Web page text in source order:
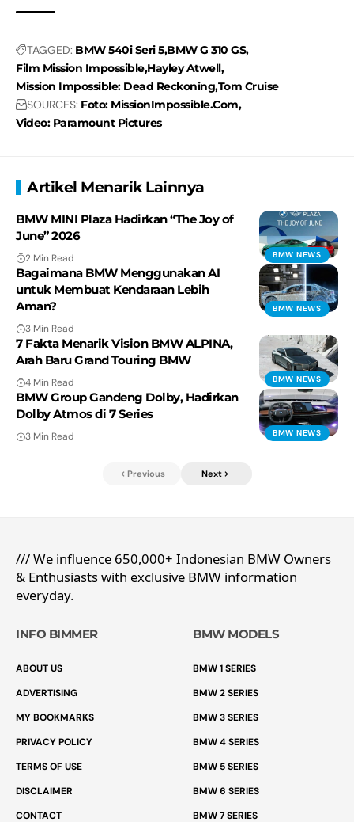
TAGGED: BMW 540i Seri 5BMW G 310 GS
Film Mission ImpossibleHayley Atwell
Mission Impossible: Dead ReckoningTom Cruise
SOURCES: Foto: MissionImpossible.Com
Video: Paramount Pictures
Artikel Menarik Lainnya
BMW NEWS
BMW MINI Plaza Hadirkan “The Joy of
June” 2026
2 Min Read
BMW NEWS
Bagaimana BMW Menggunakan AI
untuk Membuat Kendaraan Lebih
Aman?
3 Min Read
BMW NEWS
7 Fakta Menarik Vision BMW ALPINA,
Arah Baru Grand Touring BMW
4 Min Read
BMW NEWS
BMW Group Gandeng Dolby, Hadirkan
Dolby Atmos di 7 Series
3 Min Read
Previous Next
/// We influence 650,000+ Indonesian BMW Owners
& Enthusiasts with exclusive BMW information
everyday.
INFO BIMMER
ABOUT US
ADVERTISING
MY BOOKMARKS
PRIVACY POLICY
TERMS OF USE
DISCLAIMER
CONTACT
BMW MODELS
BMW 1 SERIES
BMW 2 SERIES
BMW 3 SERIES
BMW 4 SERIES
BMW 5 SERIES
BMW 6 SERIES
BMW 7 SERIES